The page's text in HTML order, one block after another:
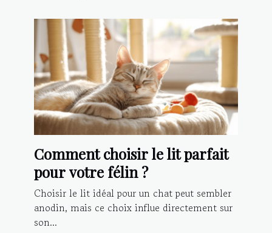
Comment choisir le lit parfait
pour votre félin ?
Choisir le lit idéal pour un chat peut sembler
anodin, mais ce choix influe directement sur
son...